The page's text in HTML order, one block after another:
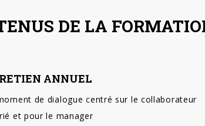
DE LA
ANNUEL
de dialogue centré sur le collaborateur
et pour le manager